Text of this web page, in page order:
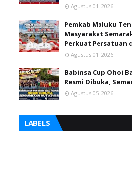
Agustus 01, 2026
Pemkab Maluku
Masyarakat
Perkuat Persatuan
Agustus 01, 2026
Babinsa Cup Ohoi
Resmi Dibuka,
Agustus 05, 2026
LABELS